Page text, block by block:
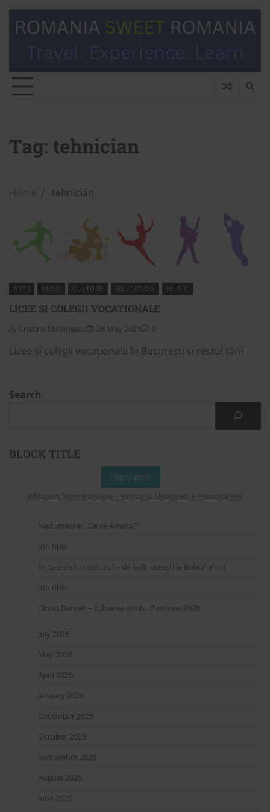
Tag: tehnician
Home tehnician
ARTS BLOG CULTURE EDUCATION MUSIC
LICEE SI COLEGII VOCATIONALE
Cristina Stefanescu 24 May 2021 0
Licee si colegii vocaționale în București si restul țării
Search
BLOCK TITLE
Highlights
Whispers from Romania – Romania Unboxed: A Personal
Nedumerire: „De ce Amara?”
(no title)
În pași de tur cultural – de la București la Bobohalma
(no title)
Cloud Dancer – culoarea anului Pantone 2026
July 2026
May 2026
April 2026
January 2026
December 2025
October 2025
September 2025
August 2025
June 2025